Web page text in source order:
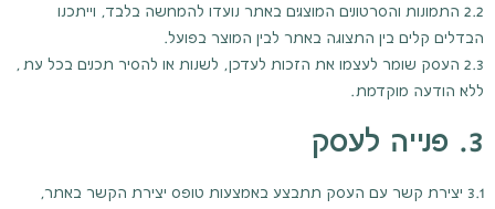
2.2 התמונות והסרטונים המוצגים באתר נועדו להמחשה בלבד, וייתכנו
הבדלים קלים בין התצוגה באתר לבין המוצר בפועל.
2.3 העסק שומר לעצמו את הזכות לעדכן, לשנות או להסיר תכנים בכל עת,
ללא הודעה מוקדמת.
3. פנייה לעסק
3.1 יצירת קשר עם העסק תתבצע באמצעות טופס יצירת הקשר באתר,